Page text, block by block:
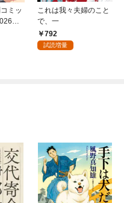
ミッ
年9
これは我々夫婦のこと
で、一
792
試読増量